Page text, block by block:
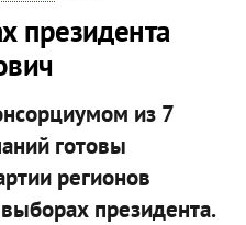
президента
из 7
готовы
регионов
президента.